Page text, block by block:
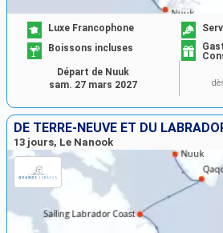
Luxe Francophone
Boissons incluses
Départ de Nuuk
sam. 27 mars 2027
DE TERRE-NEUVE ET DU
13 jours, Le Nanook